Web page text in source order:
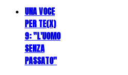
UNA VOCE
PER TE(X)
9: "L'UOMO
SENZA
PASSATO"